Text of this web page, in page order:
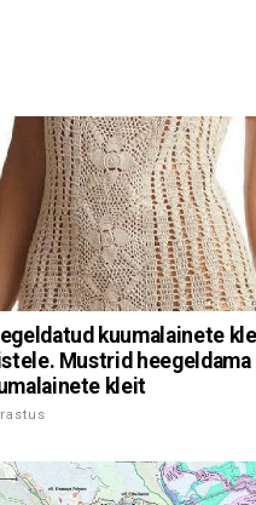
kuumalainete
Mustrid heegeldama
kleit